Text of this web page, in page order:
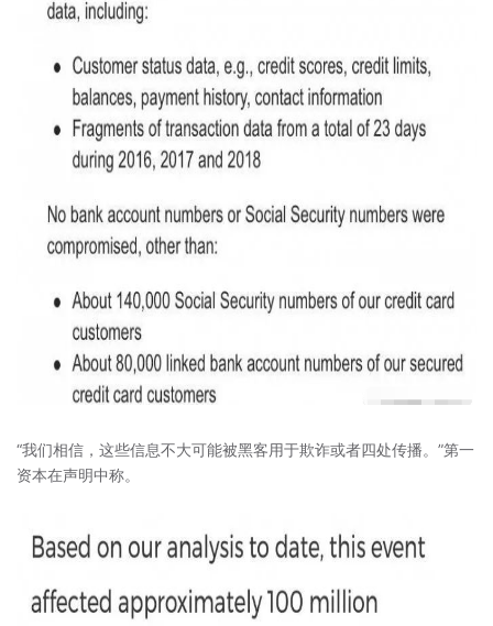
“我们相信，这些信息不大可能被黑客用于欺诈或者四处传播。”第一
资本在声明中称。